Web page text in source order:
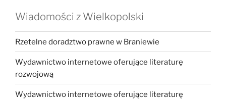
Wiadomości z Wielkopolski
Rzetelne doradztwo prawne w Braniewie
Wydawnictwo internetowe oferujące literaturę
rozwojową
Wydawnictwo internetowe oferujące literaturę